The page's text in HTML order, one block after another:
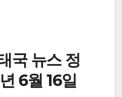
국 뉴스 정
6월 16일